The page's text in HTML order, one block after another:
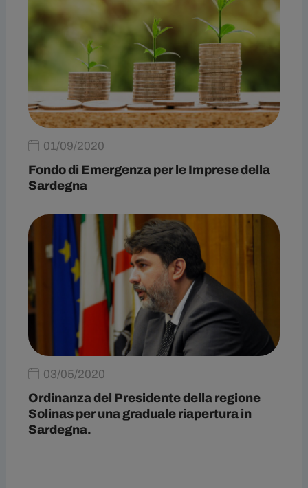
01/09/2020
Fondo di Emergenza per le Imprese della
Sardegna
03/05/2020
Ordinanza del Presidente della regione
Solinas per una graduale riapertura in
Sardegna.